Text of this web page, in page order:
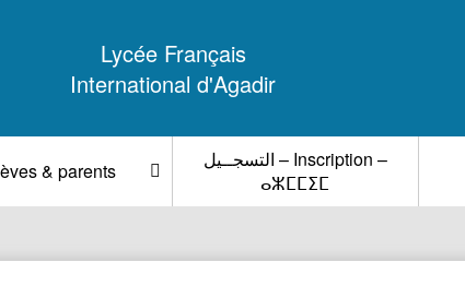
Lycée Français
International d'Agadir
& parents
التسجــيل – Inscription –
ⴰⵣⵎⵎⵉⵎ